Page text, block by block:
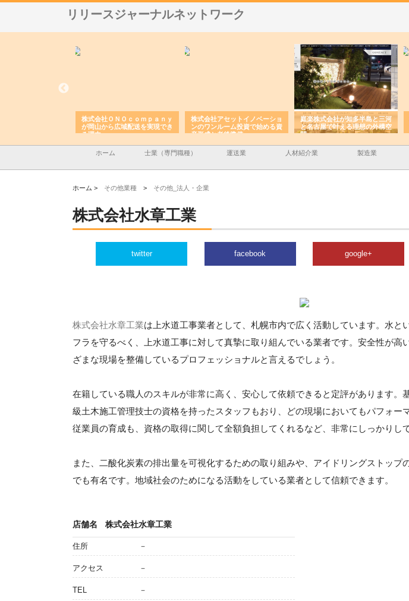
リリースジャーナルネットワーク
株式会社ＯＮＯｃｏｍｐａｎｙ
が岡山から広域配送を実現でき
る理由
株式会社アセットイノベーショ
ンのワンルーム投資で始める資
産形成と老後準備
庭楽株式会社が知多半島と三河
と名古屋で叶える理想の外構空
間
ホーム 士業（専門職種） 運送業 人材紹介業 製造業
ホーム > その他業種 > その他_法人・企業
株式会社水章工業
twitter facebook google+
株式会社水章工業は上水道工事業者として、札幌市内で広く活動しています。水と
フラを守るべく、上水道工事に対して真摯に取り組んでいる業者です。安全性が高
ざまな現場を整備しているプロフェッショナルと言えるでしょう。
在籍している職人のスキルが非常に高く、安心して依頼できると定評があります。
級土木施工管理技士の資格を持ったスタッフもおり、どの現場においてもパフォー
従業員の育成も、資格の取得に関して全額負担してくれるなど、非常にしっかりし
また、二酸化炭素の排出量を可視化するための取り組みや、アイドリングストップ
でも有名です。地域社会のためになる活動をしている業者として信頼できます。
店舗名 株式会社水章工業
住所 －
アクセス －
TEL －